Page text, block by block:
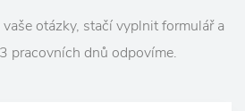
otázky, stačí vyplnit formulář a
pracovních dnů odpovíme.